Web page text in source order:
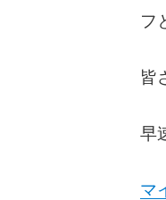
フ
皆
早
マ